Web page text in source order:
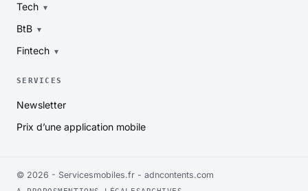
Tech
BtB
Fintech
SERVICES
Newsletter
Prix d’une application mobile
© 2026 - Servicesmobiles.fr - adncontents.com